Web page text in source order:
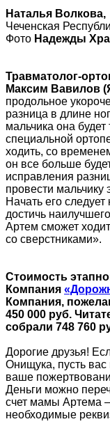
Наталья Волкова,
Чеченская
Фото Надежды
Травматолог-
Максим Вавилов
продольное
разница в длине
мальчика она
специальной
ходить, со
он все больше
исправления
провести мальчику
Начать его
достичь
Артем сможет
со сверстниками».
Стоимость
Компания
Компания,
450 000 руб.
собрали 748 760
Дорогие друзья!
Онищука, пусть
ваше
Деньги можно
счет мамы Артема
необходимые